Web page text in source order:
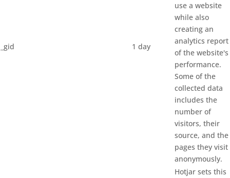
_gid 1 day
use a website
while also
creating an
analytics report
of the website's
performance.
Some of the
collected data
includes the
number of
visitors, their
source, and the
pages they visit
anonymously.
Hotjar sets this